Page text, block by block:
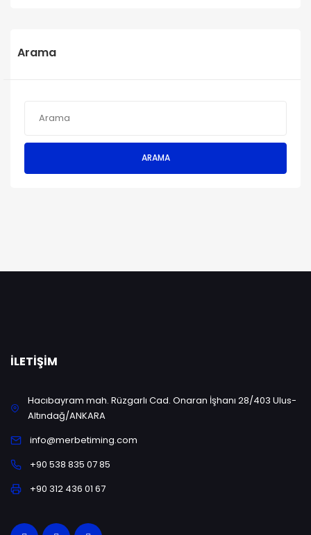
Arama
ARAMA
İLETIŞIM
Hacıbayram mah. Rüzgarlı Cad. Onaran İşhanı 28/403 Ulus-
Altındağ/ANKARA
info@merbetiming.com
+90 538 835 07 85
+90 312 436 01 67